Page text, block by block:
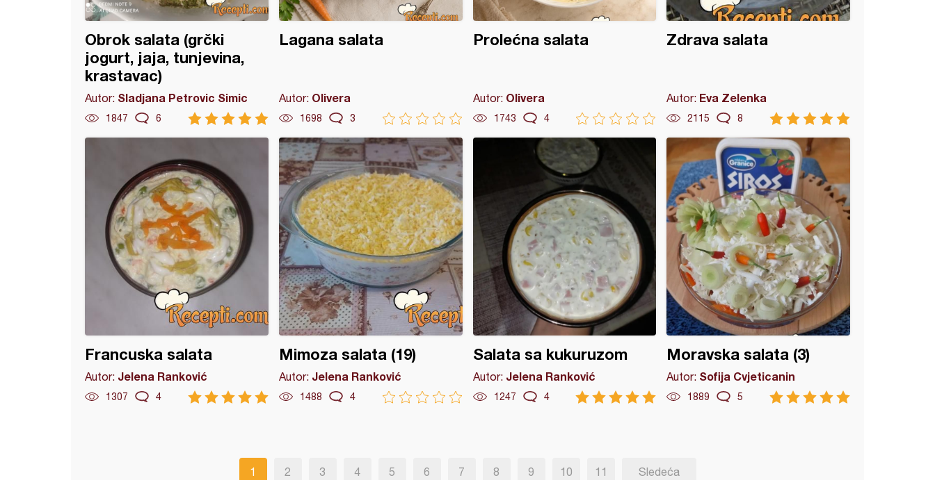
Obrok salata (grčki
jogurt, jaja, tunjevina,
krastavac)
Autor: Sladjana Petrovic Simic
1847 6
Lagana salata
Autor: Olivera
1698 3
Prolećna salata
Autor: Olivera
1743 4
Zdrava salata
Autor: Eva Zelenka
2115 8
Francuska salata
Autor: Jelena Ranković
1307 4
Mimoza salata (19)
Autor: Jelena Ranković
1488 4
Salata sa kukuruzom
Autor: Jelena Ranković
1247 4
Moravska salata (3)
Autor: Sofija Cvjeticanin
1889 5
1 2 3 4 5 6 7 8 9 10 11 Sledeća